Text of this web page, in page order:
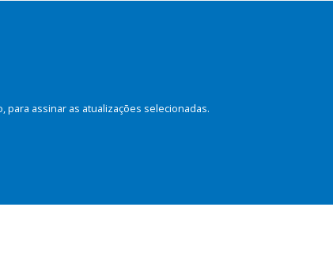
assinar as atualizações selecionadas.